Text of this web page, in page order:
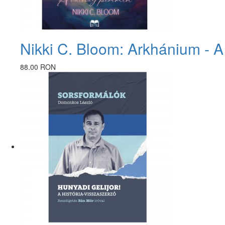
Nikki C. Bloom: Arkhánium -
88.00 RON